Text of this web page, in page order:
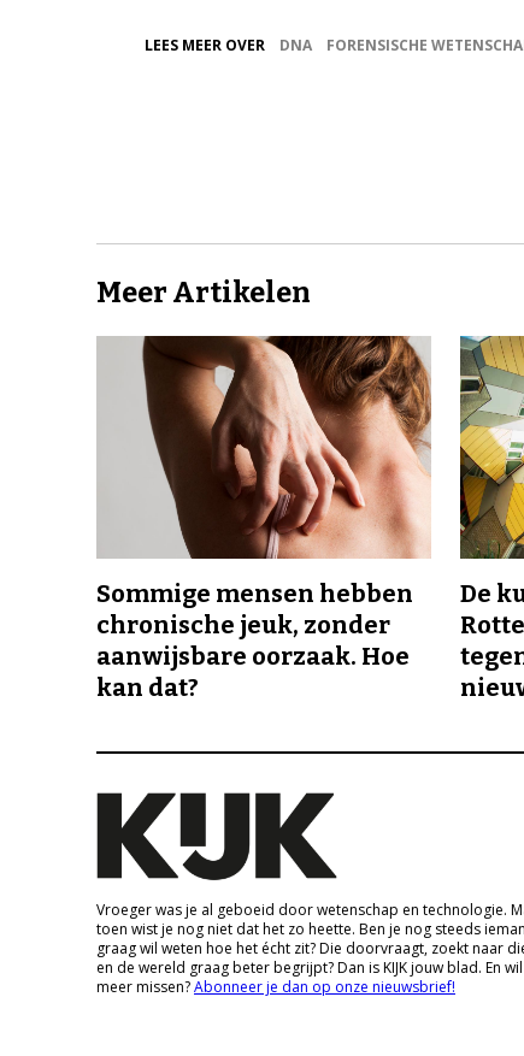
LEES MEER OVER DNA FORENSISCHE
Meer Artikelen
Sommige mensen hebben
chronische jeuk, zonder
aanwijsbare oorzaak. Hoe
kan dat?
De
Vroeger was je al geboeid door wetenschap en technologie.
toen wist je nog niet dat het zo heette. Ben je nog steeds
graag wil weten hoe het écht zit? Die doorvraagt, zoekt naar
en de wereld graag beter begrijpt? Dan is KIJK jouw blad. En
meer missen?Abonneer je dan op onze nieuwsbrief!